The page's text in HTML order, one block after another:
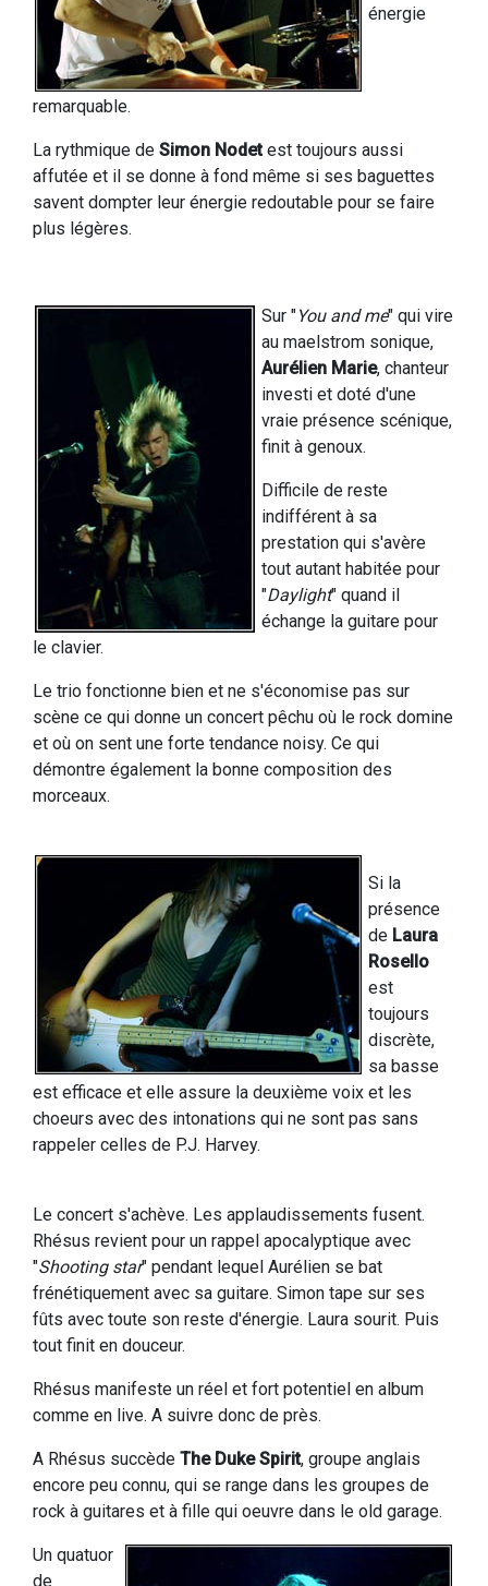
énergie
remarquable.
La rythmique de Simon Nodetest toujours aussi
affutée et il se donne à fond même si ses baguettes
savent dompter leur énergie redoutable pour se faire
plus légères.
Sur "You and me" qui vire
au maelstrom sonique,
Aurélien Marie, chanteur
investi et doté d'une
vraie présence scénique,
finit à genoux.
Difficile de reste
indifférent à sa
prestation qui s'avère
tout autant habitée pour
"Daylight" quand il
échange la guitare pour
le clavier.
Le trio fonctionne bien et ne s'économise pas sur
scène ce qui donne un concert pêchu où le rock domine
et où on sent une forte tendance noisy. Ce qui
démontre également la bonne composition des
morceaux.
Si la
présence
de Laura
Rosello
est
toujours
discrète,
sa basse
est efficace et elle assure la deuxième voix et les
choeurs avec des intonations qui ne sont pas sans
rappeler celles de P.J. Harvey.
Le concert s'achève. Les applaudissements fusent.
Rhésus revient pour un rappel apocalyptique avec
"Shooting star" pendant lequel Aurélien se bat
frénétiquement avec sa guitare. Simon tape sur ses
fûts avec toute son reste d'énergie. Laura sourit. Puis
tout finit en douceur.
Rhésus manifeste un réel et fort potentiel en album
comme en live. A suivre donc de près.
A Rhésus succède The Duke Spirit, groupe anglais
encore peu connu, qui se range dans les groupes de
rock à guitares et à fille qui oeuvre dans le old garage.
Un quatuor
de